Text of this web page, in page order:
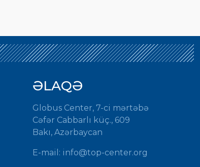
ƏLAQƏ
Globus Center, 7-ci mərtəbə
Cəfər Cabbarlı küç., 609
Bakı, Azərbaycan
E-mail: info@top-center.org